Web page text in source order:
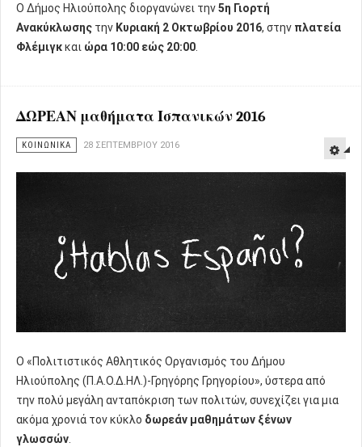
Ο Δήμος Ηλιούπολης διοργανώνει την5η Γιορτή
Ανακύκλωσης την Κυριακή 2 Οκτωβρίου 2016, στην πλατεία
Φλέμιγκκαι ώρα 10:00 εώς 20:00
ΔΩΡΕΑΝ μαθήματα Ισπανικών 2016
ΚΟΙΝΩΝΙΚΑ 28 ΣΕΠΤΕΜΒΡΊΟΥ 2016
Ο «Πολιτιστικός Αθλητικός Οργανισμός του Δήμου
Ηλιούπολης (Π.Α.Ο.Δ.ΗΛ.)-Γρηγόρης Γρηγορίου», ύστερα από
την πολύ μεγάλη ανταπόκριση των πολιτών, συνεχίζει για μια
ακόμα χρονιά τον κύκλο δωρεάν μαθημάτων ξένων
γλωσσών